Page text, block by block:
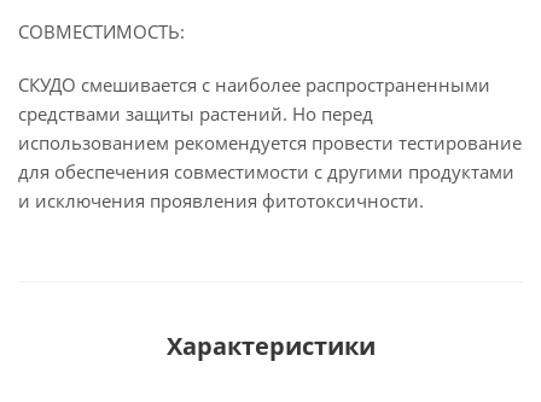
СОВМЕСТИМОСТЬ:
СКУДО смешивается с наиболее распространенными
средствами защиты растений. Но перед
использованием рекомендуется провести тестирование
для обеспечения совместимости с другими продуктами
и исключения проявления фитотоксичности.
Характеристики